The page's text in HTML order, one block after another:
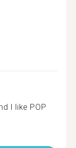
I like POP